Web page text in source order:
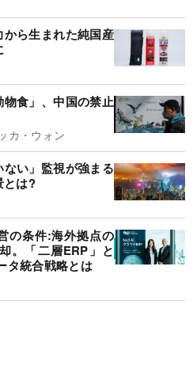
ら生まれた純国産
食」、中国の禁止
カ・ウォン
ない」監視が強まる
とは?
の条件:海外拠点の
。「二層ERP」と
タ統合戦略とは